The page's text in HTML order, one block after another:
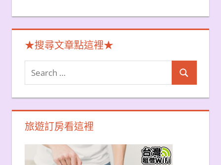
★搜尋文章點這裡★
Search
for:
Search
旅遊訂房看這裡